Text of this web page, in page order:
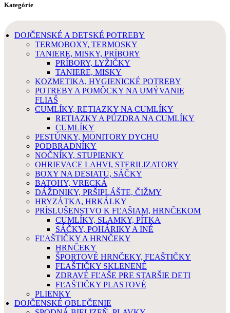
Kategórie
DOJČENSKÉ A DETSKÉ POTREBY
TERMOBOXY, TERMOSKY
TANIERE, MISKY, PRÍBORY
PRÍBORY, LYŽIČKY
TANIERE, MISKY
KOZMETIKA, HYGIENICKÉ POTREBY
POTREBY A POMÔCKY NA UMÝVANIE
FLIAŠ
CUMLÍKY, RETIAZKY NA CUMLÍKY
RETIAZKY A PÚZDRA NA CUMLÍKY
CUMLÍKY
PESTÚNKY, MONITORY DYCHU
PODBRADNÍKY
NOČNÍKY, STUPIENKY
OHRIEVACE LAHVI, STERILIZATORY
BOXY NA DESIATU, SÁČKY
BATOHY, VRECKÁ
DÁŽDNIKY, PRŠIPLÁŠTE, ČIŽMY
HRYZÁTKA, HRKÁLKY
PRÍSLUŠENSTVO K FĽAŠIAM, HRNČEKOM
CUMLÍKY, SLAMKY, PÍTKA
SÁČKY, POHÁRIKY A INÉ
FĽAŠTIČKY A HRNČEKY
HRNČEKY
ŠPORTOVÉ HRNČEKY, FĽAŠTIČKY
FĽAŠTIČKY SKLENENÉ
ZDRAVÉ FĽAŠE PRE STARŠIE DETI
FĽAŠTIČKY PLASTOVÉ
PLIENKY
DOJČENSKÉ OBLEČENIE